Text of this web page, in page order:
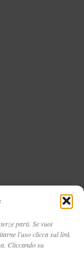
parti. Se vuoi
l'uso clicca sul link
Cliccando su